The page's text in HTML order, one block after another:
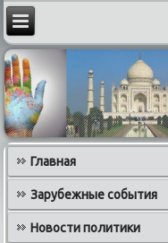
Главная
Зарубежные события
Новости политики